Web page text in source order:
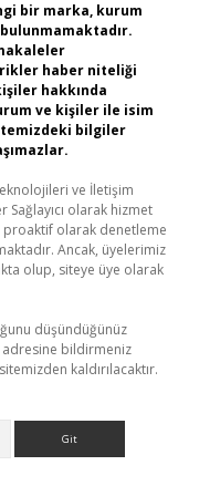
bir marka, kurum
haber niteliği
hakkında
ve kişiler ile isim
bilgiler
ve İletişim
Sağlayıcı olarak hizmet
olarak denetleme
Ancak, üyelerimiz
olup, siteye üye olarak
düşündüğünüz
adresine bildirmeniz
kaldırılacaktır.